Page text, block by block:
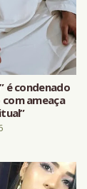
é condenado
ameaça